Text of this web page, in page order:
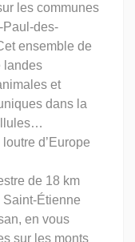
les communes
Paul-des-
ensemble de
landes
et
dans la
d’Europe
de 18 km
Étienne
en vous
sur les monts